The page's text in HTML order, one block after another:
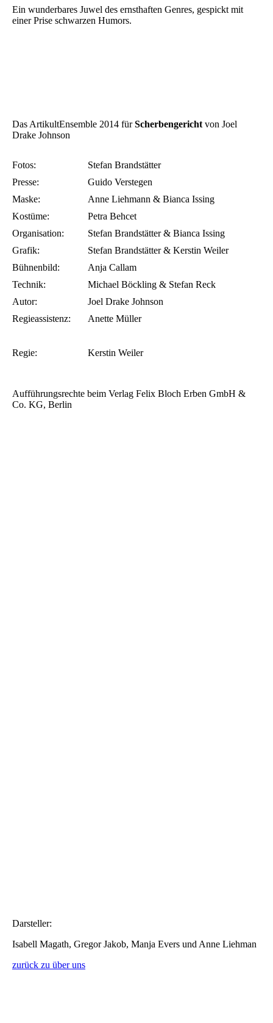
Ein wunderbares Juwel des ernsthaften Genres, gespickt mit
einer Prise schwarzen Humors.
Das ArtikultEnsemble 2014 fürScherbengericht von Joel
Drake Johnson
Fotos:
Stefan Brandstätter
Presse:
Guido Verstegen
Maske:
Anne Liehmann & Bianca Issing
Kostüme:
Petra Behcet
Organisation:
Stefan Brandstätter & Bianca Issing
Grafik:
Stefan Brandstätter & Kerstin Weiler
Bühnenbild:
Anja Callam
Technik:
Michael Böckling & Stefan Reck
Autor:
Joel Drake Johnson
Regieassistenz:
Anette Müller
Regie: Kerstin Weiler
Aufführungsrechte beim Verlag Felix Bloch Erben GmbH &
Co. KG, Berlin
Darsteller:
Isabell Magath, Gregor Jakob, Manja Evers und Anne Liehman
zurück zu über uns